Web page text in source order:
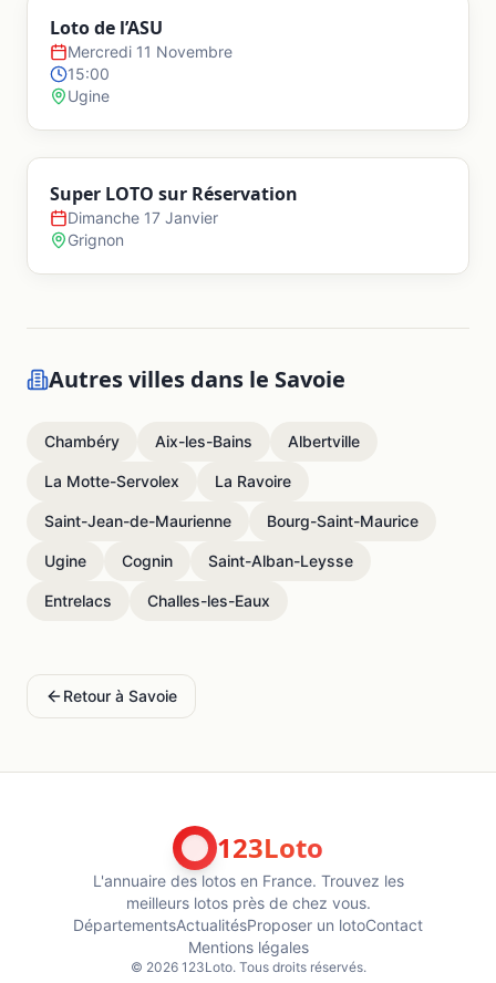
Loto de l’ASU
Mercredi 11 Novembre
15:00
Ugine
Super LOTO sur Réservation
Dimanche 17 Janvier
Grignon
Autres villes dans le Savoie
Chambéry Aix-les-Bains Albertville
La Motte-Servolex La Ravoire
Saint-Jean-de-Maurienne Bourg-Saint-Maurice
Ugine Cognin Saint-Alban-Leysse
Entrelacs Challes-les-Eaux
Retour à Savoie
123Loto
L'annuaire des lotos en France. Trouvez les
meilleurs lotos près de chez vous.
DépartementsActualitésProposer un lotoContact
Mentions légales
© 2026123Loto. Tous droits réservés.